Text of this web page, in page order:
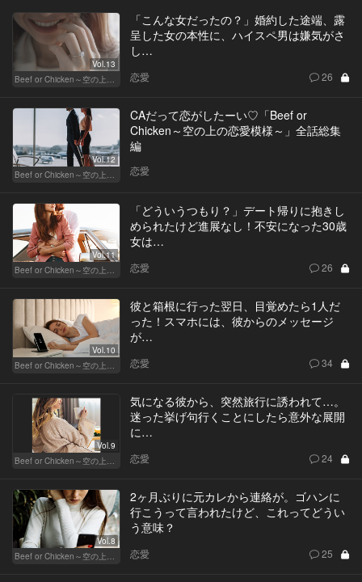
Vol.13
Beef or Chicken～空の上の恋愛模様～
「こんな女だったの？」婚約した途端、露
呈した女の本性に、ハイスペ男は嫌気がさ
し…
恋愛 26
Vol.12
Beef or Chicken～空の上の恋愛模様～
CAだって恋がしたーい♡「Beef or
Chicken～空の上の恋愛模様～」全話総集
編
恋愛
Vol.11
Beef or Chicken～空の上の恋愛模様～
「どういうつもり？」デート帰りに抱きし
められたけど進展なし！不安になった30歳
女は…
恋愛 26
Vol.10
彼と箱根に行った翌日、目覚めたら1人だ
った！スマホには、彼からのメッセージ
が…
恋愛 34
Vol.9
気になる彼から、突然旅行に誘われて…。
迷った挙げ句行くことにしたら意外な展開
に…
恋愛 24
Vol.8
2ヶ月ぶりに元カレから連絡が。ゴハンに
行こうって言われたけど、これってどうい
う意味？
恋愛 25